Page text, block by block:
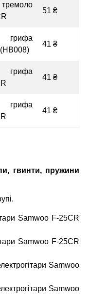
51 ₴
грифа
41 ₴
грифа
41 ₴
грифа
41 ₴
гвинти, пружини
Samwoo F-25CR
Samwoo F-25CR
Samwoo
Samwoo